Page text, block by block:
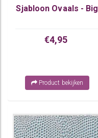
Sjabloon Ovaals - Big
€4,95
Product bekijken